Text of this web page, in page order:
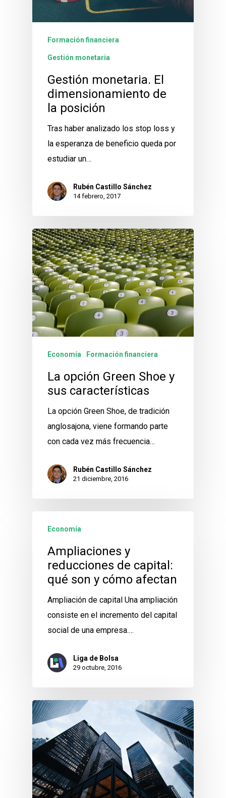
Formación financiera
Gestión monetaria
Gestión monetaria. El
dimensionamiento de
la posición
Tras haber analizado los stop loss y
la esperanza de beneficio queda por
estudiar un…
Rubén Castillo Sánchez
14 febrero, 2017
Economía Formación financiera
La opción Green Shoe y
sus características
La opción Green Shoe, de tradición
anglosajona, viene formando parte
con cada vez más frecuencia…
Rubén Castillo Sánchez
21 diciembre, 2016
Economía
Ampliaciones y
reducciones de capital:
qué son y cómo afectan
Ampliación de capital Una ampliación
consiste en el incremento del capital
social de una empresa.…
Liga de Bolsa
29 octubre, 2016